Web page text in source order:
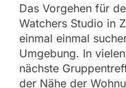
Das Vorgehen für
Watchers Studio in
einmal einmal
Umgebung. In
nächste
der Nähe der